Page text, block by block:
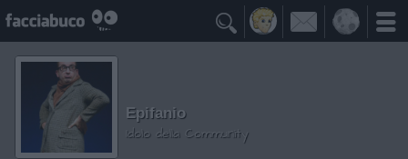

Epifanio
Idolo della Community